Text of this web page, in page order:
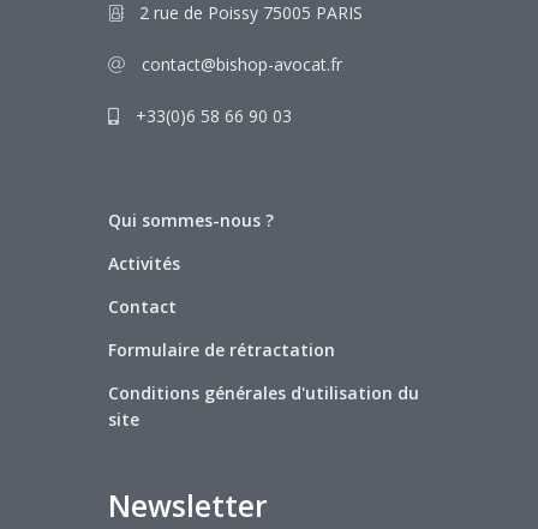
2 rue de Poissy 75005 PARIS
contact@bishop-avocat.fr
+33(0)6 58 66 90 03
Qui sommes-nous ?
Activités
Contact
Formulaire de rétractation
Conditions générales d'utilisation du
site
Newsletter